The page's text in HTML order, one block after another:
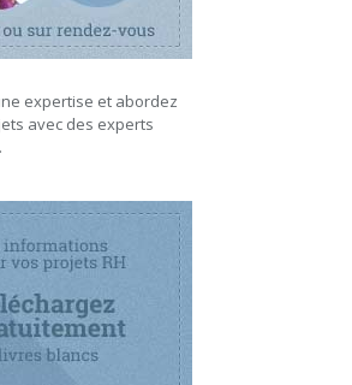
expertise et abordez
avec des experts